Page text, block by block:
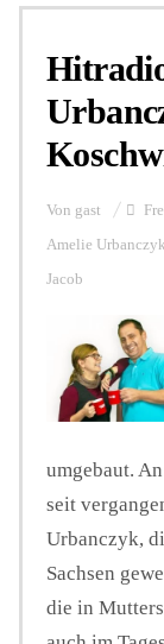
Von gast
Amelie Urbanczyk
Jacob
umgebaut.
seit
Urbanczyk,
Sachsen
die in